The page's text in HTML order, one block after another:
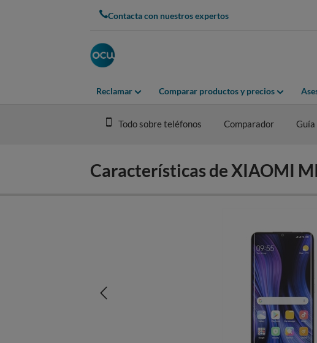
Contacta con nuestros expertos
Reclamar Comparar productos y precios
Todo sobre teléfonos Comparador Guía
Características de XIAOMI